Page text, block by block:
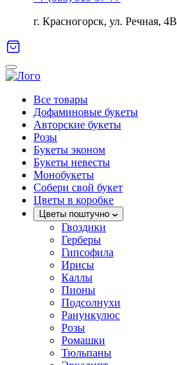
г. Красногорск, ул. Речная, 4В
Все товары
Дофаминовые букеты
Авторские букеты
Розы
Букеты эконом
Букеты невесты
Монобукеты
Собери свой букет
Цветы в коробке
Цветы поштучно
Гвоздики
Герберы
Гипсофила
Ирисы
Каллы
Пионы
Подсолнухи
Ранункулюс
Розы
Ромашки
Тюльпаны